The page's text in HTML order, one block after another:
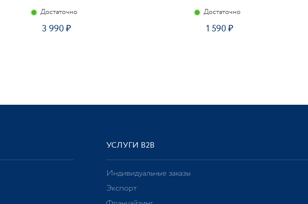
Достаточно
3 990
Достаточно
1 590
УСЛУГИ В2В
Индивидуальные заказы
Экспорт